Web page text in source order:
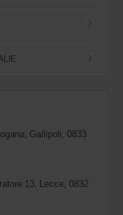
Gallipoli, 0833
13, Lecce, 0832